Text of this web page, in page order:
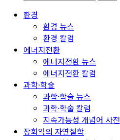
환경
환경 뉴스
환경 칼럼
에너지전환
에너지전환 뉴스
에너지전환 칼럼
과학·학술
과학·학술 뉴스
과학·학술 칼럼
지속가능성 개념어 사전
장회익의 자연철학